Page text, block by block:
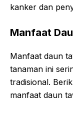
kanker dan
Manfaat
Manfaat daun
tanaman ini
tradisional.
manfaat daun